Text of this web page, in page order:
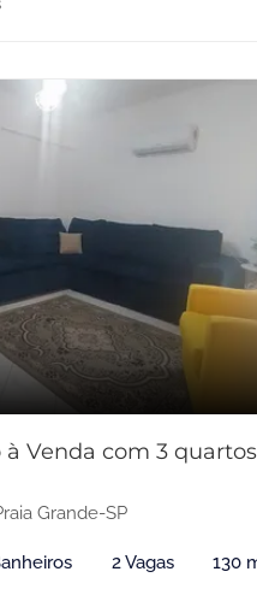
Venda com 3
Grande-SP
2 Vagas 130